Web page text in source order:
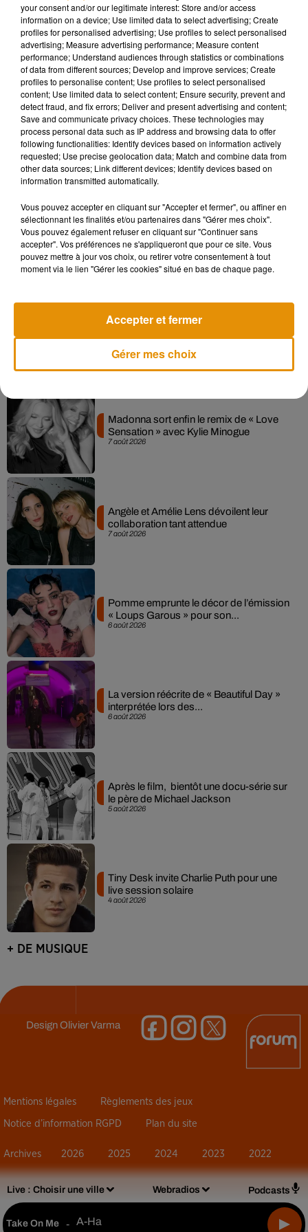
Live : Choisir une ville Webradios Podcasts
Take On Me - A-Ha
bénéficieront partiellement de l’exonération. De même pour
les couples se situant entre 43 000 et 45 000 €.
Une mesure qui ne satisfait pas tout le
monde :
La majorité des députés a approuvé cette nouvelle mesure,
en mettant en avant une hausse du pouvoir d’achat des
français. A l’inverse, Les Républicains ont dénoncé un
manque à gagner du côté des petites communes et
intercommunalités puisque leurs recettes proviennent à
36% de la taxe d’habitation. La semaine prochaine, les
différents partis politiques ont prévu de se mettre d’accord
sur une demande au gouvernement d’un rapport
d’évaluation sur une éventuelle compensation de l’état. Le
président de la république envisage d’attribuer une part
d’impôt national aux communes, comme la CSG (la
salaires, qui de son côté va être augmentée) par exemple.
Musique
7 août 2026
Madonna sort enfin le remix de « Love
Sensation » avec Kylie Minogue
7 août 2026
Angèle et Amélie Lens dévoilent leur
collaboration tant attendue
6 août 2026
Pomme emprunte le décor de l’émission
« Loups Garous » pour son...
6 août 2026
La version réécrite de « Beautiful Day »
interprétée lors des...
5 août 2026
Après le film, bientôt une docu-série sur
le père de Michael Jackson
4 août 2026
Tiny Desk invite Charlie Puth pour une
live session solaire
+ DE MUSIQUE
DesignOlivier Varma
Mentions légales Règlements des jeux
Notice d’information RGPD Plan du site
Archives 2026 2025 2024 2023 2022
your consent and/or our legitimate interest: Store and/or access
information on a device; Use limited data to select advertising; Create
profiles for personalised advertising; Use profiles to select personalised
advertising; Measure advertising performance; Measure content
performance; Understand audiences through statistics or combinations
of data from different sources; Develop and improve services; Create
profiles to personalise content; Use profiles to select personalised
content; Use limited data to select content; Ensure security, prevent and
detect fraud, and fix errors; Deliver and present advertising and content;
Save and communicate privacy choices. These technologies may
process personal data such as IP address and browsing data to offer
following functionalities: Identify devices based on information actively
requested; Use precise geolocation data; Match and combine data from
other data sources; Link different devices; Identify devices based on
information transmitted automatically.
Vous pouvez accepter en cliquant sur "Accepter et fermer", ou affiner en
sélectionnant les finalités et/ou partenaires dans "Gérer mes choix".
Vous pouvez également refuser en cliquant sur "Continuer sans
accepter". Vos préférences ne s'appliqueront que pour ce site. Vous
pouvez mettre à jour vos choix, ou retirer votre consentement à tout
moment via le lien "Gérer les cookies" situé en bas de chaque page.
Gérer mes choix
Accepter et fermer